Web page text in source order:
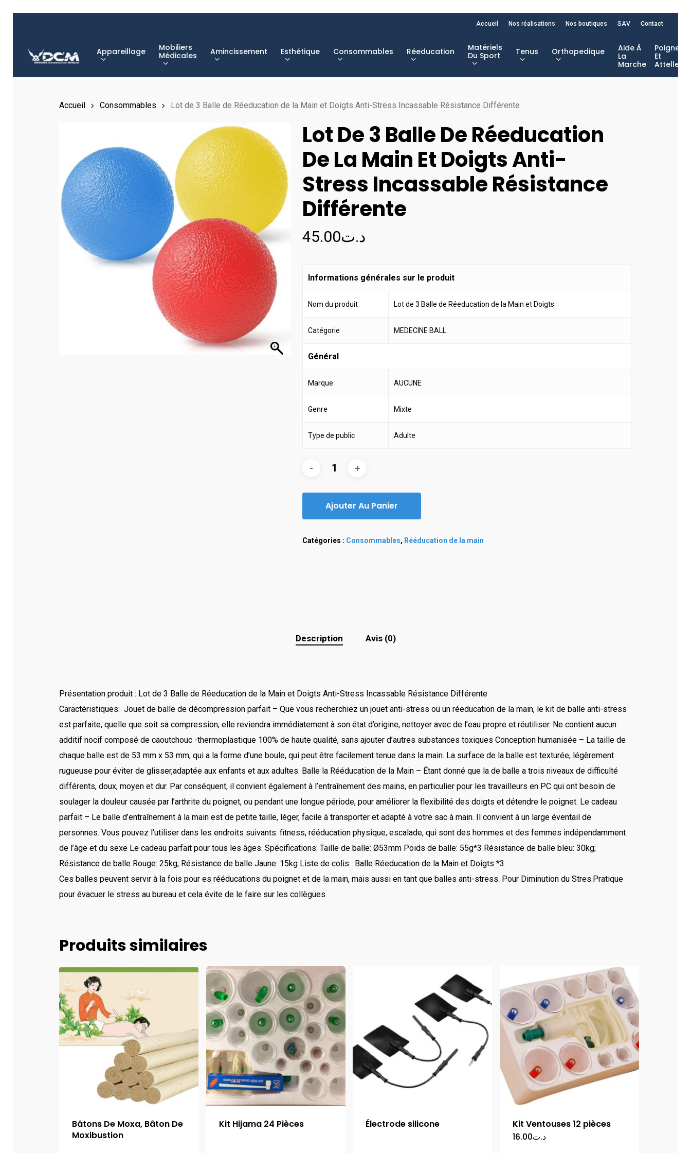
Accueil Nos réalisations Nos boutiques SAV Contact
Hit enter to search or ESC to close
Appareillage
Mobiliers
Médicales
Amincissement Esthétique Consommables Réeducation
Matériels
Du Sport
Tenus Orthopedique
Aide À
La
Marche
Poignet
Et
Attelles
Accueil Consommables Lot de 3 Balle de Réeducation de la Main et Doigts Anti-Stress Incassable Résistance Différente
Lot De 3 Balle De Réeducation
De La Main Et Doigts Anti-
Stress Incassable Résistance
Différente
د.ت45.00
Informations générales sur le produit
Nom du produit Lot de 3 Balle de Réeducation de la Main et Doigts
Catégorie MEDECINE BALL
Général
Marque AUCUNE
Genre Mixte
Type de public Adulte
Ajouter Au Panier
Catégories : Consommables, Rééducation de la main
Description Avis (0)
Présentation produit : Lot de 3 Balle de Réeducation de la Main et Doigts Anti-Stress Incassable Résistance Différente
Caractéristiques: Jouet de balle de décompression parfait – Que vous recherchiez un jouet anti-stress ou un réeducation de la main, le kit de balle anti-stress
est parfaite, quelle que soit sa compression, elle reviendra immédiatement à son état d’origine, nettoyer avec de l’eau propre et réutiliser. Ne contient aucun
additif nocif composé de caoutchouc -thermoplastique 100% de haute qualité, sans ajouter d’autres substances toxiques Conception humanisée – La taille de
chaque balle est de 53 mm x 53 mm, qui a la forme d’une boule, qui peut être facilement tenue dans la main. La surface de la balle est texturée, légèrement
rugueuse pour éviter de glisser,adaptée aux enfants et aux adultes. Balle la Rééducation de la Main – Étant donné que la de balle a trois niveaux de difficulté
différents, doux, moyen et dur. Par conséquent, il convient également à l’entraînement des mains, en particulier pour les travailleurs en PC qui ont besoin de
soulager la douleur causée par l’arthrite du poignet, ou pendant une longue période, pour améliorer la flexibilité des doigts et détendre le poignet. Le cadeau
parfait – Le balle d’entraînement à la main est de petite taille, léger, facile à transporter et adapté à votre sac à main. Il convient à un large éventail de
personnes. Vous pouvez l’utiliser dans les endroits suivants: fitness, rééducation physique, escalade, qui sont des hommes et des femmes indépendamment
de l’âge et du sexe Le cadeau parfait pour tous les âges. Spécifications: Taille de balle: Ø53mm Poids de balle: 55g*3 Résistance de balle bleu: 30kg;
Résistance de balle Rouge: 25kg; Résistance de balle Jaune: 15kg Liste de colis: Balle Réeducation de la Main et Doigts *3
Ces balles peuvent servir à la fois pour es rééducations du poignet et de la main, mais aussi en tant que balles anti-stress. Pour Diminution du Stres.Pratique
pour évacuer le stress au bureau et cela évite de le faire sur les collègues
Produits similaires
Bâtons De Moxa, Bâton De
Moxibustion
Kit Hijama 24 Pièces Électrode silicone
Kit Ventouses 12 pièces
د.ت16.00